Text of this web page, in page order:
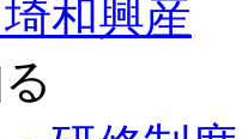
和興産